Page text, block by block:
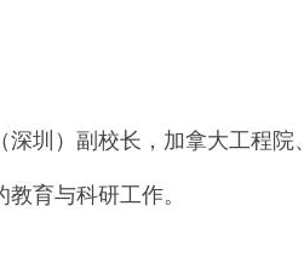
圳）副校长，加拿大工程
育与科研工作。